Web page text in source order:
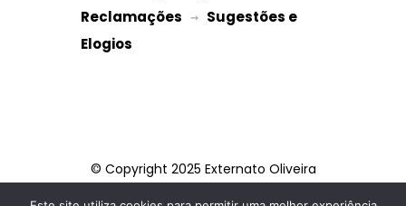
Reclamações → Sugestões e
Elogios
© Copyright 2025 Externato Oliveira